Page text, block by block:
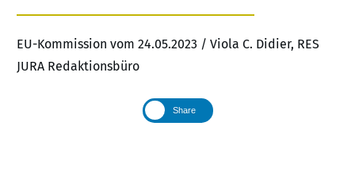
EU-Kommission vom 24.05.2023 / Viola C. Didier, RES
JURA Redaktionsbüro
Share